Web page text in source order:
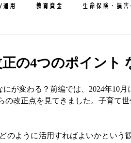
用 教育資金 生命保険・損害
正の4つのポイント
にが変わる？ 前編では、2024年10
の改正点を見てきました。子育て
のように活用すればよいかという